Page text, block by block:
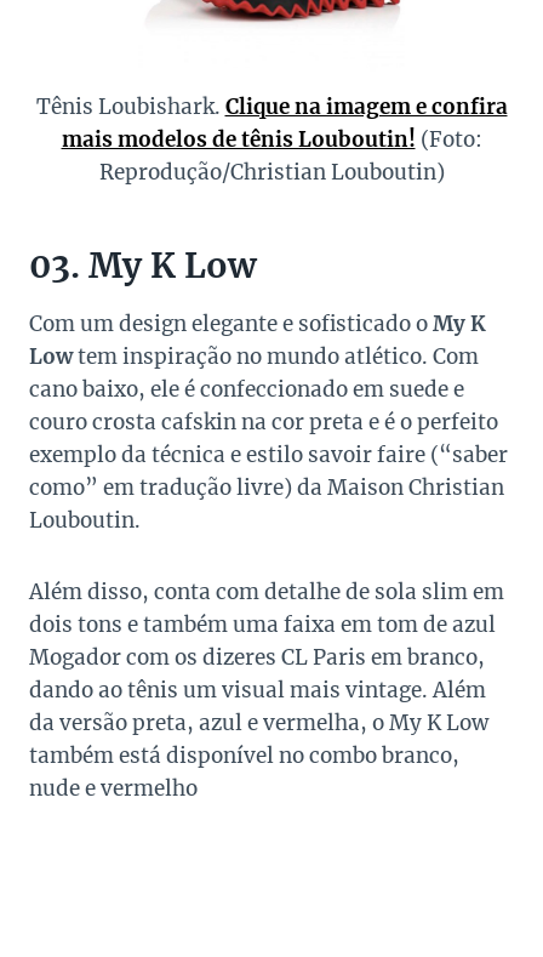
Tênis Loubishark. Clique na imagem e confira
mais modelos de tênis Louboutin! (Foto:
Reprodução/Christian Louboutin)
03. My K Low
Com um design elegante e sofisticado oMy K
Lowtem inspiração no mundo atlético. Com
cano baixo, ele é confeccionado em suede e
couro crosta cafskin na cor preta e é o perfeito
exemplo da técnica e estilo savoir faire (“saber
como” em tradução livre) da Maison Christian
Louboutin.
Além disso, conta com detalhe de sola slim em
dois tons e também uma faixa em tom de azul
Mogador com os dizeres CL Paris em branco,
dando ao tênis um visual mais vintage. Além
da versão preta, azul e vermelha, o My K Low
também está disponível no combo branco,
nude e vermelho